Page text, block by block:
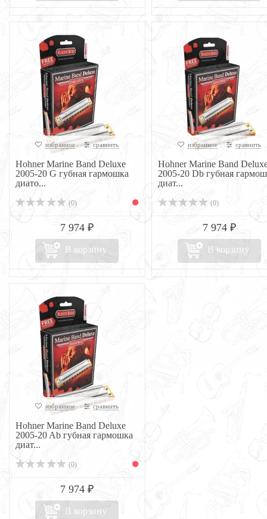
избранное сравнить
Hohner Marine Band Deluxe
2005-20 G губная гармошка
диато...
(0)
7 974 ₽
В корзину
избранное сравнить
Hohner Marine Band
2005-20 Db губная
диат...
(0)
7 974 ₽
В корзину
избранное сравнить
Hohner Marine Band Deluxe
2005-20 Ab губная гармошка
диат...
(0)
7 974 ₽
В корзину